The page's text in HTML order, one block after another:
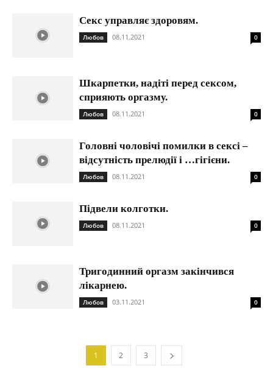
Секс управляє здоровям.
Любов 08.11.2021 0
Шкарпетки, надіті перед сексом,
сприяють оргазму.
Любов 08.11.2021 0
Головні чоловічі помилки в сексі –
відсутність прелюдії і …гігієни.
Любов 08.11.2021 0
Підвели колготки.
Любов 08.11.2021 0
Тригодинний оргазм закінчився
лікарнею.
Любов 03.11.2021 0
1 2 3